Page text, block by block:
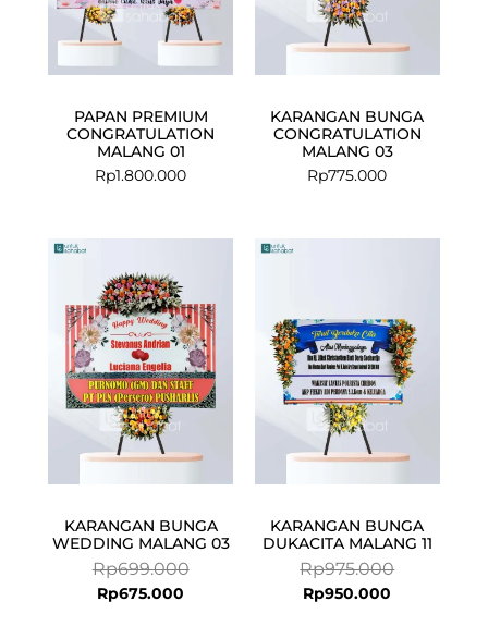
PAPAN PREMIUM
CONGRATULATION
MALANG 01
Rp1.800.000
KARANGAN BUNGA
CONGRATULATION
MALANG 03
Rp775.000
KARANGAN BUNGA
WEDDING MALANG 03
Rp699.000
Rp699.000.
Rp675.000
is:
Rp675.000.
KARANGAN BUNGA
DUKACITA MALANG 11
Rp975.000
Rp975.000.
Rp950.000
Rp950.000.